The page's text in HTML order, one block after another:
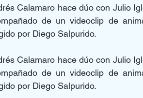
Calamaro hace dúo con Julio
de un videoclip de
por Diego Salpurido.
Calamaro hace dúo con Julio
de un videoclip de
por Diego Salpurido.